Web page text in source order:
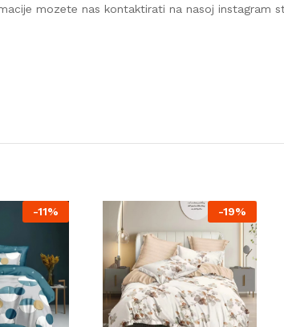
mozete nas kontaktirati na nasoj instagram
-11% -19%